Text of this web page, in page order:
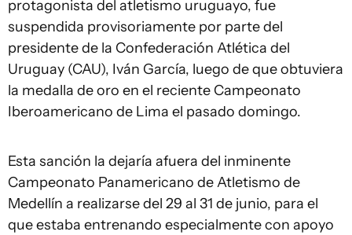
protagonista del atletismo uruguayo, fue
suspendida provisoriamente por parte del
presidente de la Confederación Atlética del
Uruguay (CAU), Iván García, luego de que obtuviera
la medalla de oro en el reciente Campeonato
Iberoamericano de Lima el pasado domingo.
Esta sanción la dejaría afuera del inminente
Campeonato Panamericano de Atletismo de
Medellín a realizarse del 29 al 31 de junio, para el
que estaba entrenando especialmente con apoyo